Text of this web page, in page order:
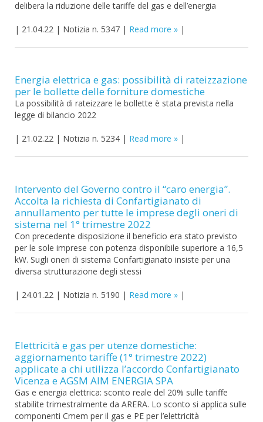
delibera la riduzione delle tariffe del gas e dell’energia
| 21.04.22 | Notizia n. 5347 | Read more |
Energia elettrica e gas: possibilità di rateizzazione
per le bollette delle forniture domestiche
La possibilità di rateizzare le bollette è stata prevista nella
legge di bilancio 2022
| 21.02.22 | Notizia n. 5234 | Read more |
Intervento del Governo contro il “caro energia”.
Accolta la richiesta di Confartigianato di
annullamento per tutte le imprese degli oneri di
sistema nel 1° trimestre 2022
Con precedente disposizione il beneficio era stato previsto
per le sole imprese con potenza disponibile superiore a 16,5
kW. Sugli oneri di sistema Confartigianato insiste per una
diversa strutturazione degli stessi
| 24.01.22 | Notizia n. 5190 | Read more |
Elettricità e gas per utenze domestiche:
aggiornamento tariffe (1° trimestre 2022)
applicate a chi utilizza l’accordo Confartigianato
Vicenza e AGSM AIM ENERGIA SPA
Gas e energia elettrica: sconto reale del 20% sulle tariffe
stabilite trimestralmente da ARERA. Lo sconto si applica sulle
componenti Cmem per il gas e PE per l’elettricità